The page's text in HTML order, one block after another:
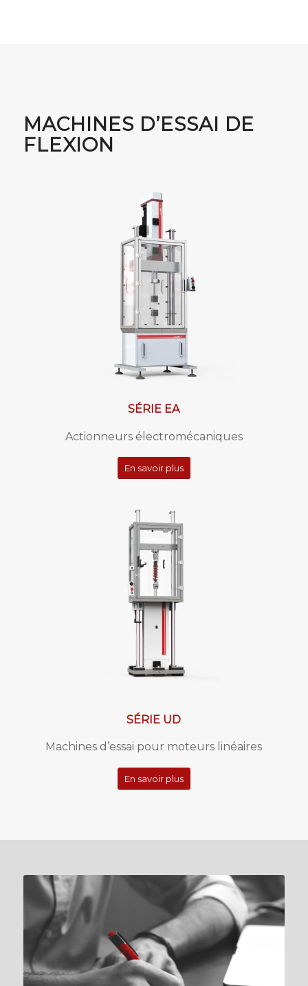
MACHINES D’ESSAI DE
FLEXION
SÉRIE EA
Actionneurs électromécaniques
En savoir plus
SÉRIE UD
Machines d’essai pour moteurs linéaires
En savoir plus